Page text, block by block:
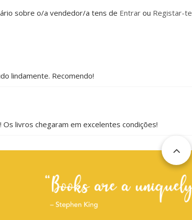
sobre o/a vendedor/a tens de Entrar ou Registar-te
lindamente. Recomendo!
Os livros chegaram em excelentes condições!